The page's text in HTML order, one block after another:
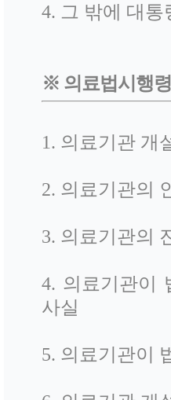
4. 그 밖에 대
※ 의료법시행
1. 의료기관 개
2. 의료기관의
3. 의료기관의
4. 의료기관이
사실
5. 의료기관이